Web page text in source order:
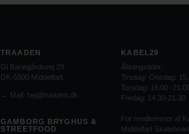
TRAADEN
Gl Banegårdsvej 29
DK-5500 Middelfart.
→ Mail: hej@traaden.dk
GAMBORG BRYGHUS &
STREETFOOD
KABEL29
Åbningstider:
Tirsdag- Onsdag:
Torsdag: 16.00 -
Fredag: 14.30-21.30
For medlemmer af
Middelfart